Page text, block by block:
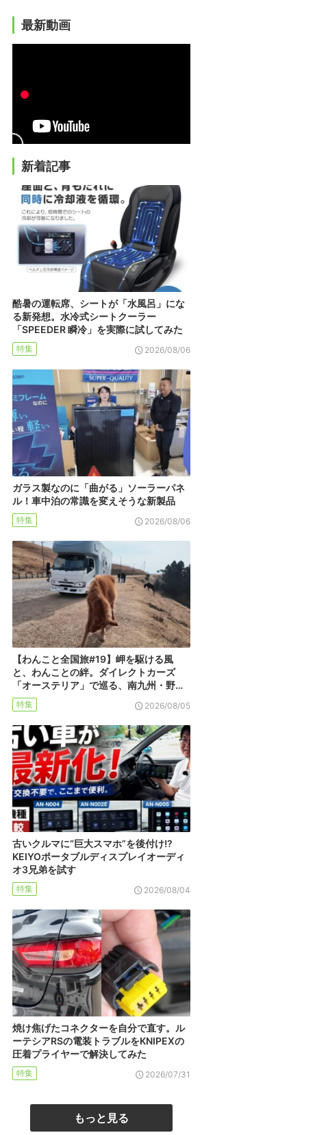
最新動画
新着記事
酷暑の運転席、シートが「水風呂」にな
る新発想。水冷式シートクーラー
「SPEEDER 瞬冷」を実際に試してみた
特集 2026/08/06
ガラス製なのに「曲がる」ソーラーパネ
ル！車中泊の常識を変えそうな新製品
特集 2026/08/06
【わんこと全国旅#19】岬を駆ける風
と、わんことの絆。ダイレクトカーズ
「オーステリア」で巡る、南九州・野…
特集 2026/08/05
古いクルマに“巨大スマホ”を後付け!?
KEIYOポータブルディスプレイオーディ
オ3兄弟を試す
特集 2026/08/04
焼け焦げたコネクターを自分で直す。ル
ーテシアRSの電装トラブルをKNIPEXの
圧着プライヤーで解決してみた
特集 2026/07/31
もっと見る